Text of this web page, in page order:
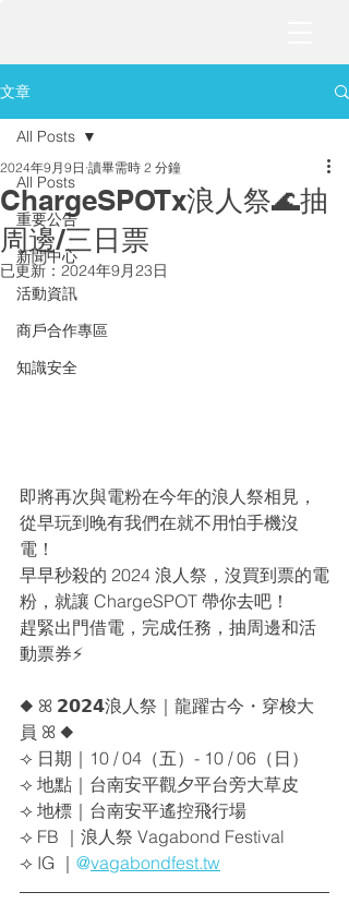
文章
All Posts
重要公告
新聞中心
活動資訊
商戶合作專區
知識安全
All Posts
ChargeSPOTx浪人祭🌊抽
周邊/三日票
2024年9月9日 讀畢需時 2 分鐘
已更新： 2024年9月23日
即將再次與電粉在今年的浪人祭相見，
從早玩到晚有我們在就不用怕手機沒
電！
早早秒殺的 2024 浪人祭，沒買到票的電
粉，就讓 ChargeSPOT 帶你去吧！
趕緊出門借電，完成任務，抽周邊和活
動票券⚡️
◆ ꕤ 𝟮𝟬𝟮𝟰浪人祭｜龍躍古今・穿梭大
員​ ꕤ ◆
⟢ 日期｜10 / 04（五）- 10 / 06（日）
⟢ 地點｜台南安平觀夕平台旁大草皮
⟢ 地標｜台南安平遙控飛行場​​
⟢ FB ｜浪人祭 Vagabond Festival
⟢ IG ｜ @vagabondfest.tw